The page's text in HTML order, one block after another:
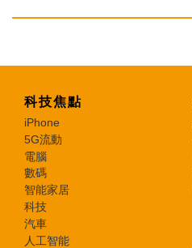
科技焦點
iPhone
5G流動
電腦
數碼
智能家居
科技
汽車
人工智能